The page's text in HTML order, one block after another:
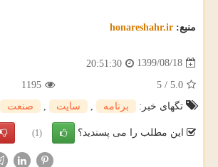
منبع: honareshahr.ir
1399/08/18
20:51:30
5.0
/
5
1195
تگهای خبر:
برنامه سایت صنعت
این مطلب را می پسندید؟ (1)